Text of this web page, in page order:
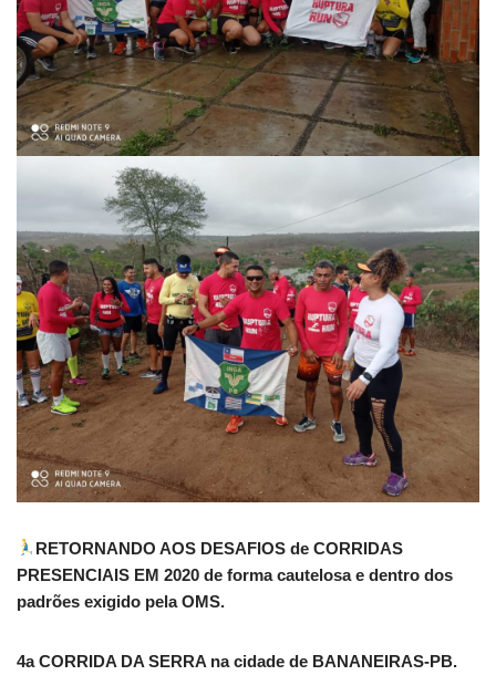
RETORNANDO AOS DESAFIOS de CORRIDAS
PRESENCIAIS EM 2020 de forma cautelosa e dentro dos
padrões exigido pela OMS.
4a CORRIDA DA SERRA na cidade de BANANEIRAS-PB.